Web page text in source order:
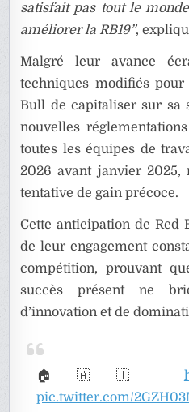
satisfait pas tout le
améliorer la RB19”,
Malgré leur avance
techniques modifiés
Bull de capitaliser sur sa
nouvelles
toutes les équipes de
2026 avant janvier
tentative de gain précoce.
Cette anticipation de Red
de leur engagement
compétition, prouvant
succès présent ne
d’innovation et de
🏠🇦🇹
pic.twitter.com/